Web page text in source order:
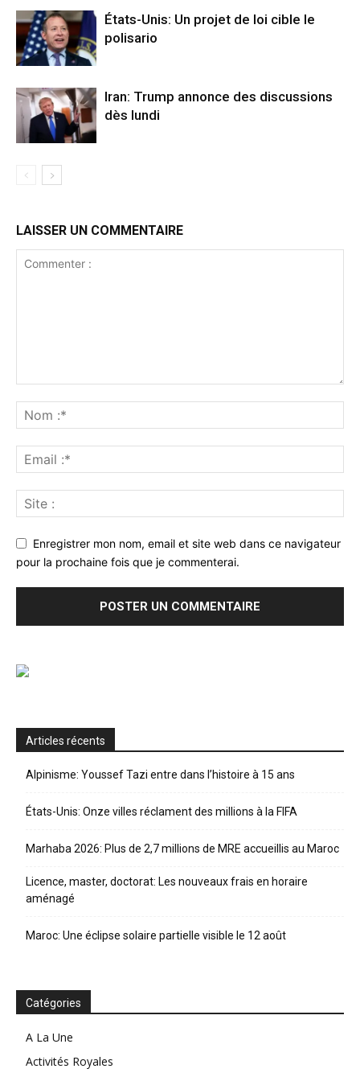
États-Unis: Un projet de loi cible le
polisario
Iran: Trump annonce des discussions
dès lundi
LAISSER UN COMMENTAIRE
Enregistrer mon nom, email et site web dans ce navigateur
pour la prochaine fois que je commenterai.
Articles récents
Alpinisme: Youssef Tazi entre dans l’histoire à 15 ans
États-Unis: Onze villes réclament des millions à la FIFA
Marhaba 2026: Plus de 2,7 millions de MRE accueillis au Maroc
Licence, master, doctorat: Les nouveaux frais en horaire
aménagé
Maroc: Une éclipse solaire partielle visible le 12 août
Catégories
A La Une
Activités Royales